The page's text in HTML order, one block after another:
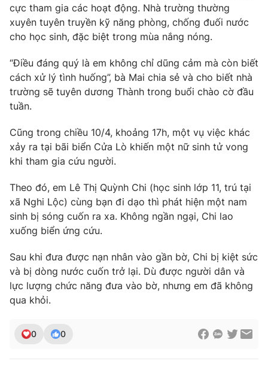
Tư vấn
Chuyên mục khác
Photo Infographic
VTV Money VTV Thể thao
VTV Sức khoẻ Bất động sản
Thị trường 24h Tấm lòng Việt
VTV4 Vươn mình bằng AI
VTV9 VTV8
cực tham gia các hoạt động. Nhà trường thường
xuyên tuyên truyền kỹ năng phòng, chống đuối nước
cho học sinh, đặc biệt trong mùa nắng nóng.
“Điều đáng quý là em không chỉ dũng cảm mà còn biết
cách xử lý tình huống”, bà Mai chia sẻ và cho biết nhà
trường sẽ tuyên dương Thành trong buổi chào cờ đầu
tuần.
Cũng trong chiều 10/4, khoảng 17h, một vụ việc khác
xảy ra tại bãi biển Cửa Lò khiến một nữ sinh tử vong
khi tham gia cứu người.
Theo đó, em Lê Thị Quỳnh Chi (học sinh lớp 11, trú tại
xã Nghi Lộc) cùng bạn đi dạo thì phát hiện một nam
sinh bị sóng cuốn ra xa. Không ngần ngại, Chi lao
xuống biển ứng cứu.
Sau khi đưa được nạn nhân vào gần bờ, Chi bị kiệt sức
và bị dòng nước cuốn trở lại. Dù được người dân và
lực lượng chức năng đưa vào bờ, nhưng em đã không
qua khỏi.
0 0